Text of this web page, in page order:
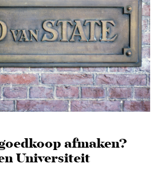
afmaken?
Universiteit